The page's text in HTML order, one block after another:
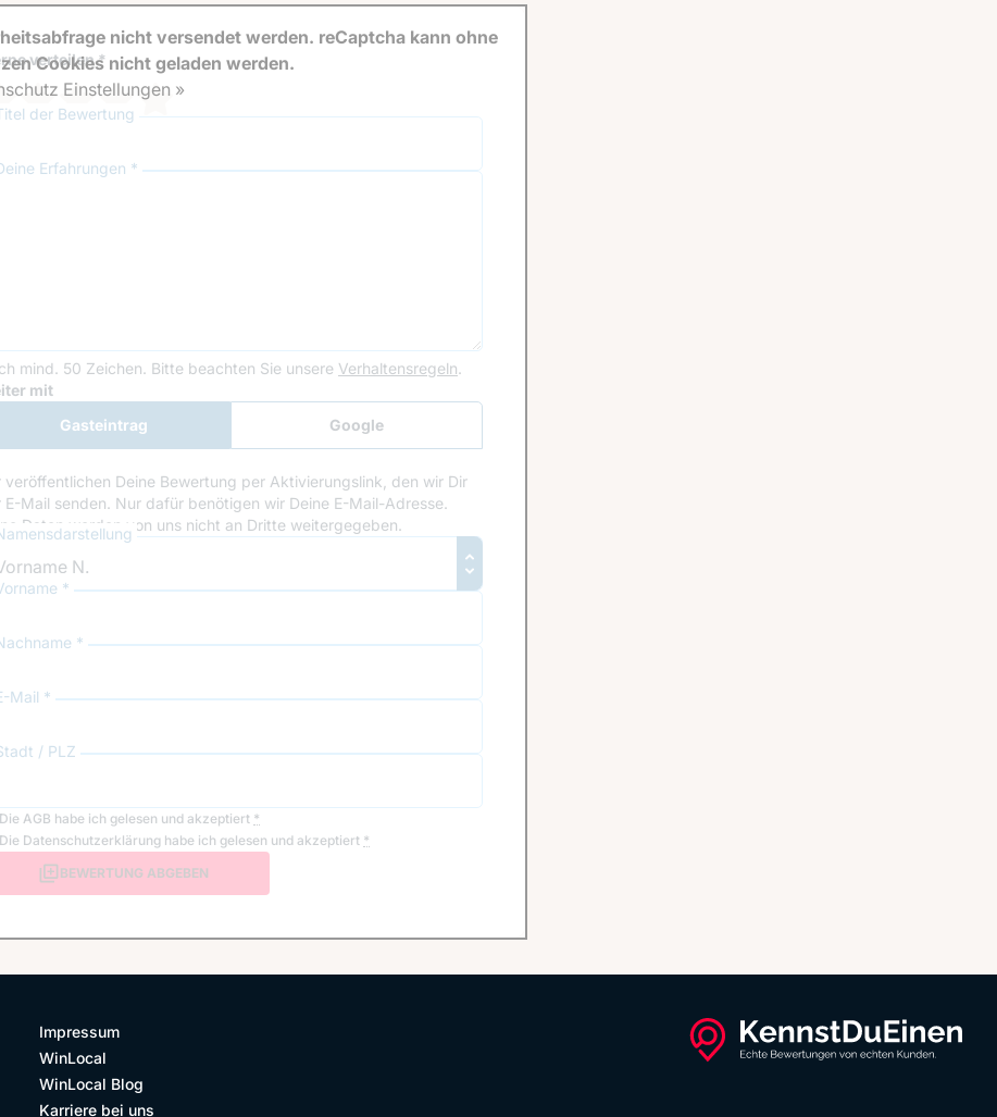
verteilen *
der Bewertung
Erfahrungen *
mind. 50 Zeichen. Bitte beachten Sie unsere Verhaltensregeln.
Recaptcha
mit
Gasteintrag
Google
Anmeldung
veröffentlichen Deine Bewertung per Aktivierungslink, den wir Dir
E-Mail senden. Nur dafür benötigen wir Deine E-Mail-Adresse.
Daten werden von uns nicht an Dritte weitergegeben.
*
*
Mail *
/ PLZ
Die AGB habe ich gelesen und akzeptiert *
Die Datenschutzerklärung habe ich gelesen und akzeptiert *
BEWERTUNG ABGEBEN
nicht versendet werden. reCaptcha kann ohne
Cookies nicht geladen werden.
Einstellungen »
Impressum
WinLocal
WinLocal Blog
Karriere bei uns